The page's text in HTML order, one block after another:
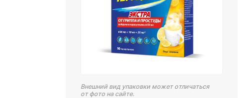
Внешний вид упаковки может отличаться
от фото на сайте.